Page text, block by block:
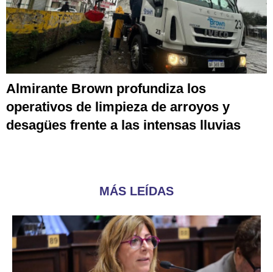
Almirante Brown profundiza los
operativos de limpieza de arroyos y
desagües frente a las intensas lluvias
MÁS LEÍDAS